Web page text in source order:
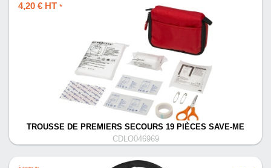
4,20 € HT *
TROUSSE DE PREMIERS SECOURS 19 PIÈCES SAVE-ME
CDLO046969